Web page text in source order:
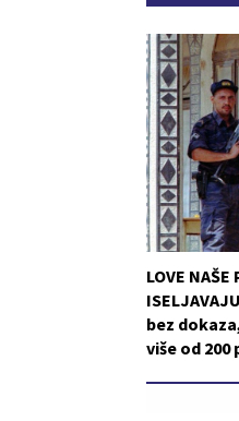
LOVE NAŠE
bez
više od 200